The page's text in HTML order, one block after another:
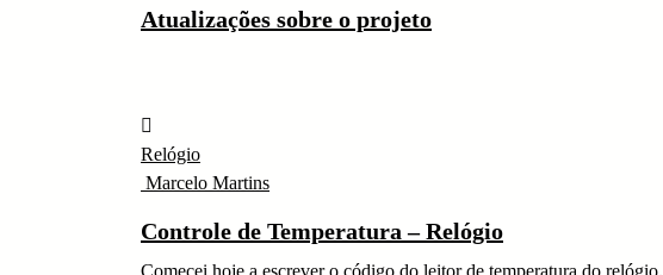
Atualizações sobre o projeto
Relógio
Marcelo Martins
Controle de Temperatura – Relógio